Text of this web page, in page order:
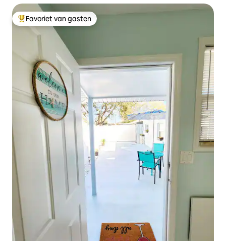
Topfavoriet van gasten
Favoriet van gasten